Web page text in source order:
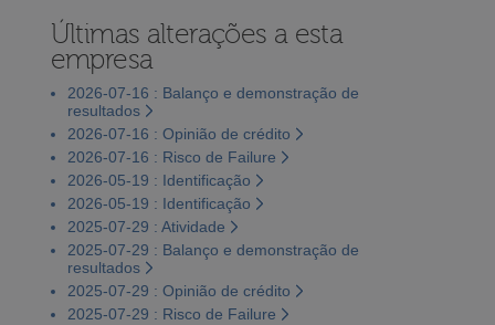
Últimas alterações a esta
empresa
2026-07-16 : Balanço e demonstração de
resultados
2026-07-16 : Opinião de crédito
2026-07-16 : Risco de Failure
2026-05-19 : Identificação
2026-05-19 : Identificação
2025-07-29 : Atividade
2025-07-29 : Balanço e demonstração de
resultados
2025-07-29 : Opinião de crédito
2025-07-29 : Risco de Failure